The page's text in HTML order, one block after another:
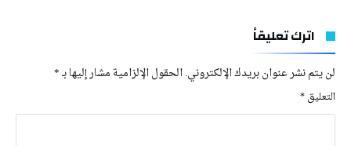
اترك تعليقاً
لن يتم نشر عنوان بريدك الإلكتروني.الحقول الإلزامية مشار إليها بـ*
التعليق*